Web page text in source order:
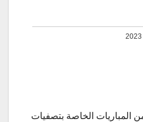
الخاصة بتصفيات